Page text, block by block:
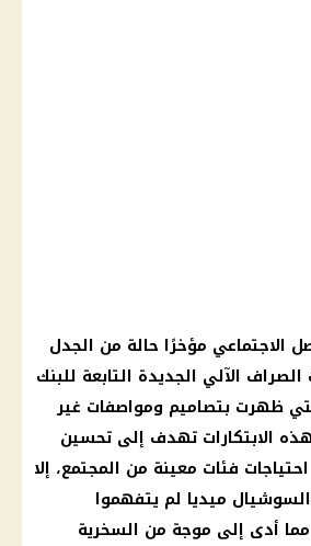
الاجتماعي مؤخرًا حالة من الجدل
الآلي الجديدة التابعة للبنك
ظهرت بتصاميم ومواصفات غير
هذه الابتكارات تهدف إلى تحسين
فئات معينة من المجتمع، إلا
ميديا لم يتفهموا
أدى إلى موجة من السخرية